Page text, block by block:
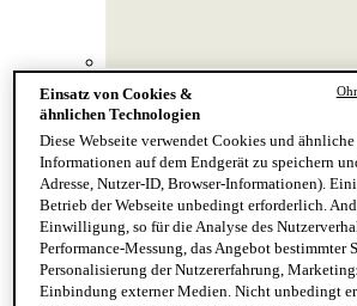
Hand & Körper
Kategorie
Handseife & Balsam
Seife am Stück
Reinigung & Peeling für
Körperbalsame und Öle
Mundpflege & Deodorants
Alle Hand- und
Bemerkenswerte Formulierungen
Resurrection Aromatique
Einsatz von Cookies &
ähnlichen Technologien
Diese Webseite verwendet Cookies und
Informationen auf dem Endgerät zu speichern
Adresse, Nutzer-ID, Browser-Informationen).
Betrieb der Webseite unbedingt erforderlich.
Einwilligung, so für die Analyse des
Performance-Messung, das Angebot bestimmter
Personalisierung der Nutzererfahrung,
Einbindung externer Medien. Nicht unbedingt